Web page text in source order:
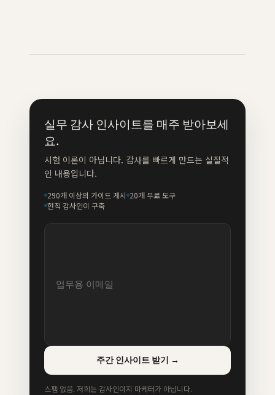
실무 감사 인사이트를 매주 받아보세
요.
시험 이론이 아닙니다. 감사를 빠르게 만드는 실질적
인 내용입니다.
290개 이상의 가이드 게시 20개 무료 도구
현직 감사인이 구축
주간 인사이트 받기 →
스팸 없음. 저희는 감사인이지 마케터가 아닙니다.